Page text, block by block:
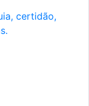
certidão,